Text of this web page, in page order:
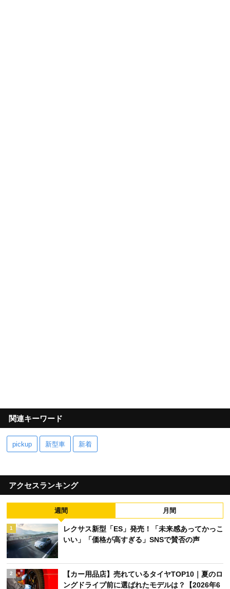
関連キーワード
pickup 新型車 新着
アクセスランキング
週間 月間
1
レクサス新型「ES」発売！「未来感あってかっこ
いい」「価格が高すぎる」SNSで賛否の声
2
【カー用品店】売れているタイヤTOP10｜夏のロ
ングドライブ前に選ばれたモデルは？【2026年6